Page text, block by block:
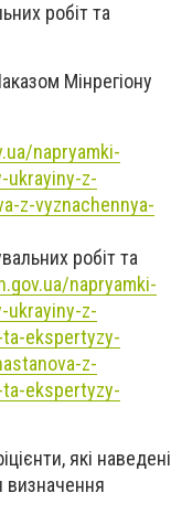
робіт та
Мінрегіону
napryamki-
z-
z-vyznachennya-
робіт та
napryamki-
z-
ekspertyzy-
z-
ekspertyzy-
які наведені
визначення